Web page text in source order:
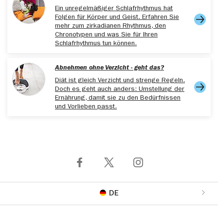
Ein unregelmäßiger Schlafrhythmus hat
Folgen für Körper und Geist. Erfahren Sie
mehr zum zirkadianen Rhythmus, den
Chronotypen und was Sie für Ihren
Schlafrhythmus tun können.
Abnehmen ohne Verzicht - geht das?
Diät ist gleich Verzicht und strenge Regeln.
Doch es geht auch anders: Umstellung der
Ernährung, damit sie zu den Bedürfnissen
und Vorlieben passt.
DE